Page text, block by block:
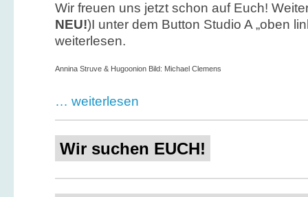
Wir freuen uns jetzt schon auf Euch!
NEU!)I unter dem Button Studio A „oben
weiterlesen.
Annina Struve & Hugoonion Bild: Michael Clemens
… weiterlesen
Wir suchen EUCH!